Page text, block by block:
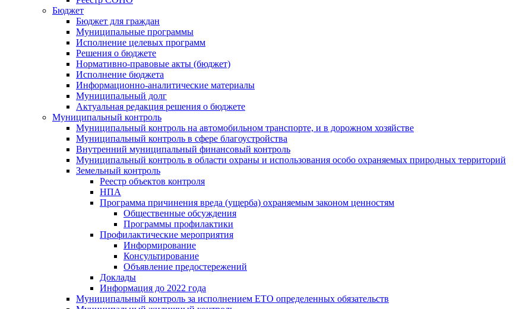
Бюджет
Бюджет для граждан
Муниципальные программы
Исполнение целевых программ
Решения о бюджете
Нормативно-правовые акты (бюджет)
Исполнение бюджета
Информационно-аналитические материалы
Муниципальный долг
Актуальная редакция решения о бюджете
Муниципальный контроль
Муниципальный контроль на автомобильном транспорте, и в дорожном хозяйстве
Муниципальный контроль в сфере благоустройства
Внутренний муниципальный финансовый контроль
Муниципальный контроль в области охраны и использования особо охраняемых природных территорий
Земельный контроль
Реестр объектов контроля
НПА
Программа причинения вреда (ущерба) охраняемым законом ценностям
Общественные обсуждения
Программы профилактики
Профилактические мероприятия
Информирование
Консультирование
Объявление предостережений
Доклады
Информация до 2022 года
Муниципальный контроль за исполнением ЕТО определенных обязательств